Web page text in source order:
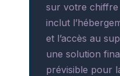
sur votre chiffre
inclut
et l’accès au
une solution
prévisible pour